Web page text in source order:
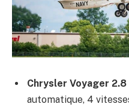
Chrysler Voyager 2.8
automatique, 4